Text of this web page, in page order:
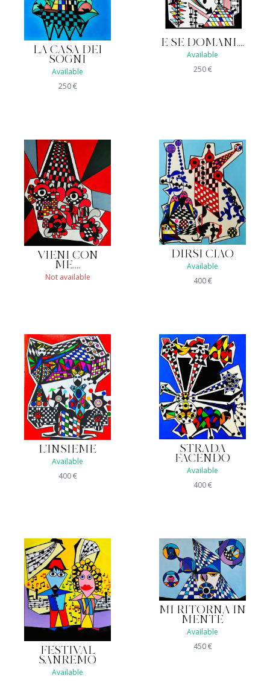
LA CASA DEI
SOGNI
Available
250€
E SE DOMANI....
Available
250€
VIENI CON
ME....
Not available
DIRSI CIAO
Available
400€
L'INSIEME
Available
400€
STRADA
FACENDO
Available
400€
FESTIVAL
SANREMO
Available
MI RITORNA IN
MENTE
Available
450€